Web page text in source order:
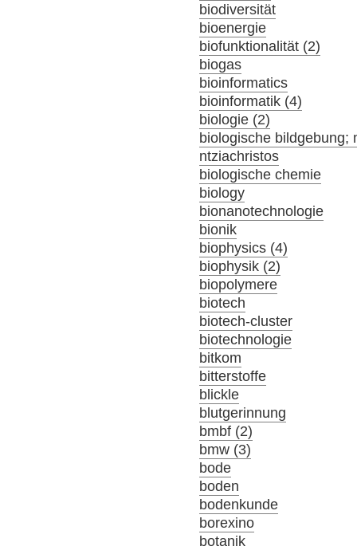
biodiversität
bioenergie
biofunktionalität (2)
biogas
bioinformatics
bioinformatik (4)
biologie (2)
biologische bildgebung;
ntziachristos
biologische chemie
biology
bionanotechnologie
bionik
biophysics (4)
biophysik (2)
biopolymere
biotech
biotech-cluster
biotechnologie
bitkom
bitterstoffe
blickle
blutgerinnung
bmbf (2)
bmw (3)
bode
boden
bodenkunde
borexino
botanik